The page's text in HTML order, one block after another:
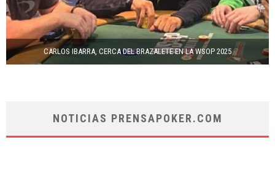
CARLOS IBARRA, CERCA DEL BRAZALETE EN LA WSOP 2025
NOTICIAS PRENSAPOKER.COM